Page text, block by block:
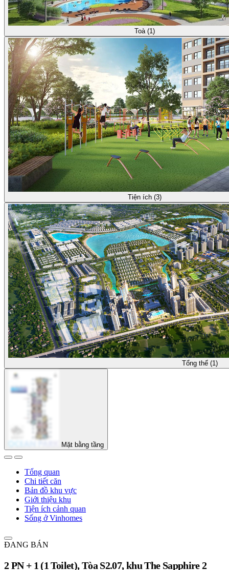
Toà (1)
Tiện ích (3)
Tổng thể (1)
Mặt bằng tầng
Tổng quan
Chi tiết căn
Bản đồ khu vực
Giới thiệu khu
Tiện ích cảnh quan
Sống ở Vinhomes
ĐANG BÁN
2 PN + 1 (1 Toilet), Tòa S2.07, khu The Sapphire 2